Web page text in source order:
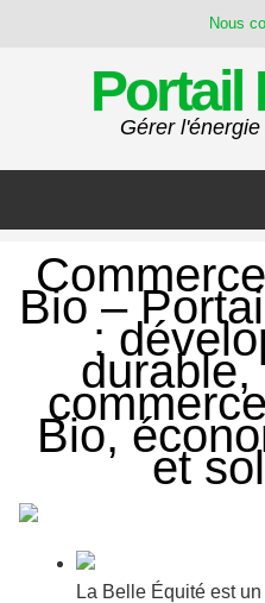
Nous
Portail
Gérer
Bio –
:
durable,
Bio,
et
La Belle Équité est